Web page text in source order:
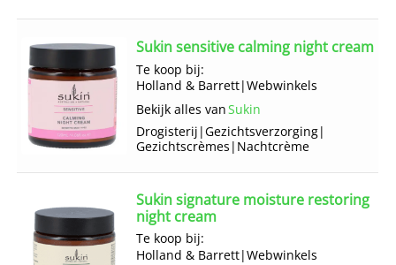
Sukin sensitive calming night cream
Te koop bij:
Holland & Barrett|Webwinkels
Bekijk alles vanSukin
Drogisterij |Gezichts­verzorging|
Gezichts­crèmes | Nachtcrème
Sukin signature moisture restoring
night cream
Te koop bij:
Holland & Barrett|Webwinkels